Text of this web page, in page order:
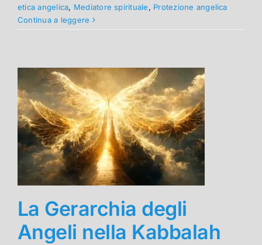
etica angelica, Mediatore spirituale, Protezione angelica
Continua a leggere
La Gerarchia degli
Angeli nella Kabbalah